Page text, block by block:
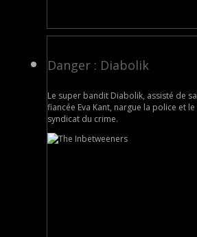
Danger : Diabolik
Le super bandit Diabolik, assisté de sa
fiancée Eva Kant, nargue la police et le
syndicat du crime.